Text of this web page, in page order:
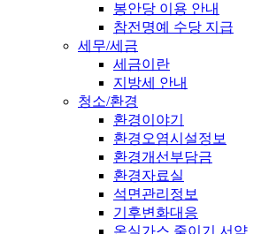
봉안당 이용 안내
참전명예 수당 지급
세무/세금
세금이란
지방세 안내
청소/환경
환경이야기
환경오염시설정보
환경개선부담금
환경자료실
석면관리정보
기후변화대응
온실가스 줄이기 서약